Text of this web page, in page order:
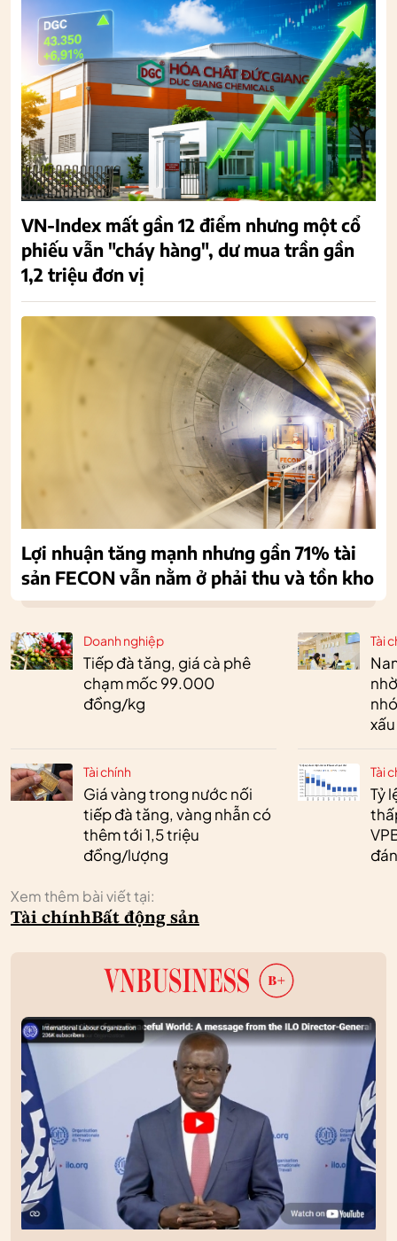
Doanh nghiệp
Tiếp đà tăng, giá cà phê
chạm mốc 99.000
đồng/kg
Tài chính
Giá vàng trong nước nối
tiếp đà tăng, vàng nhẫn có
thêm tới 1,5 triệu
đồng/lượng
Tài
xấu
Tài
Tỷ
Xem thêm bài viết tại:
Tài chínhBất động sản
VN-Index mất gần 12 điểm nhưng một cổ
phiếu vẫn "cháy hàng", dư mua trần gần
1,2 triệu đơn vị
Lợi nhuận tăng mạnh nhưng gần 71% tài
sản FECON vẫn nằm ở phải thu và tồn kho